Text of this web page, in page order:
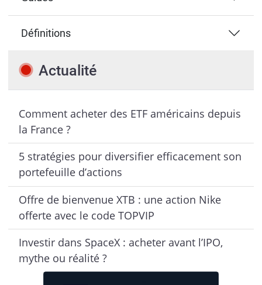
Définitions
Actualité
Comment acheter des ETF américains depuis
la France ?
5 stratégies pour diversifier efficacement son
portefeuille d’actions
Offre de bienvenue XTB : une action Nike
offerte avec le code TOPVIP
Investir dans SpaceX : acheter avant l’IPO,
mythe ou réalité ?